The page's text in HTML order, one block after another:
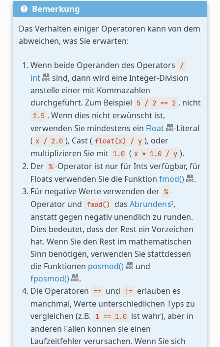
Bemerkung
Das Verhalten einiger Operatoren kann von dem
abweichen, was Sie erwarten:
Wenn beide Operanden des Operators /
int
sind, dann wird eine Integer-Division
anstelle einer mit Kommazahlen
durchgeführt. Zum Beispiel
5 / 2 == 2 , nicht
2.5 . Wenn dies nicht erwünscht ist,
verwenden Sie mindestens ein Float
-Literal
( x / 2.0 ), Cast ( float(x) / y ), oder
multiplizieren Sie mit 1.0 ( x * 1.0 / y ).
Der % -Operator ist nur für Ints verfügbar, für
Floats verwenden Sie die Funktion fmod()
.
Für negative Werte verwenden der % -
Operator und fmod() das Abrunden
,
anstatt gegen negativ unendlich zu runden.
Dies bedeutet, dass der Rest ein Vorzeichen
hat. Wenn Sie den Rest im mathematischen
Sinn benötigen, verwenden Sie stattdessen
die Funktionen posmod()
und
fposmod()
.
Die Operatoren
== und != erlauben es
manchmal, Werte unterschiedlichen Typs zu
vergleichen (z.B.
1 == 1.0 ist wahr), aber in
anderen Fällen können sie einen
Laufzeitfehler verursachen. Wenn Sie sich